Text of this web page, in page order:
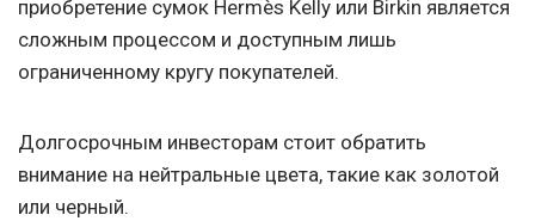
приобретение сумок Hermès Kelly или Birkin является
сложным процессом и доступным лишь
ограниченному кругу покупателей.
Долгосрочным инвесторам стоит обратить
внимание на нейтральные цвета, такие как золотой
или черный.